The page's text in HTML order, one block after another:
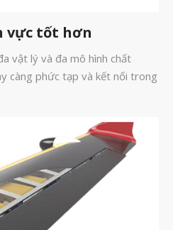
Tháng Ba 2025
Tháng Hai 2025
Tháng Một 2025
Tháng Mười Một 2024
Tháng Mười 2024
Tháng Chín 2024
Tháng Sáu 2024
Tháng Năm 2024
vực tốt hơn
vật lý và đa mô hình chất
càng phức tạp và kết nối trong